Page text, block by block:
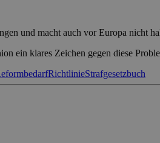
und macht auch vor Europa nicht
ein klares Zeichen gegen diese
RichtlinieStrafgesetzbuch